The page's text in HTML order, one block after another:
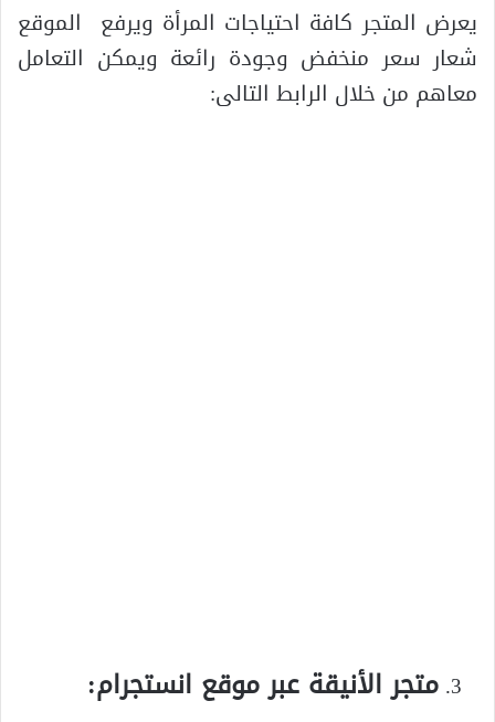
يعرض المتجر كافة احتياجات المرأة ويرفع الموقع
شعار سعر منخفض وجودة رائعة ويمكن التعامل
معاهم من خلال الرابط التالى:
متجر الأنيقة عبر موقع انستجرام: